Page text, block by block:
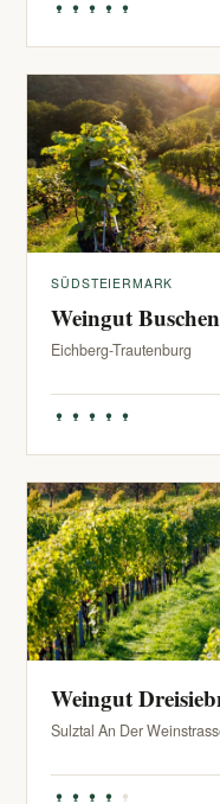
SÜDSTEIERMARK
Weingut
Eichberg-Trautenburg
Weingut
Sulztal An Der